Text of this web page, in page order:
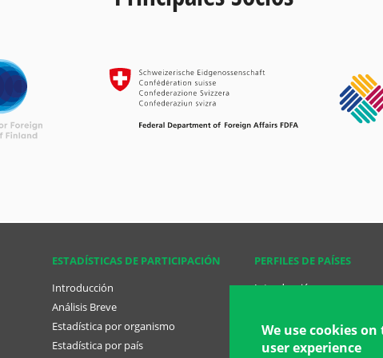
ESTADÍSTICAS DE PARTICIPACIÓN
Introducción
Análisis Breve
Estadística por organismo
Estadística por país
PERFILES DE PAÍSES
Introducción
Perfil de países
Planes Nacionales
We use cookies
user experience